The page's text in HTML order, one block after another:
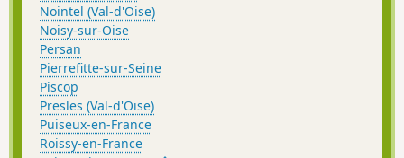
Nointel (Val-d'Oise)
Noisy-sur-Oise
Persan
Pierrefitte-sur-Seine
Piscop
Presles (Val-d'Oise)
Puiseux-en-France
Roissy-en-France